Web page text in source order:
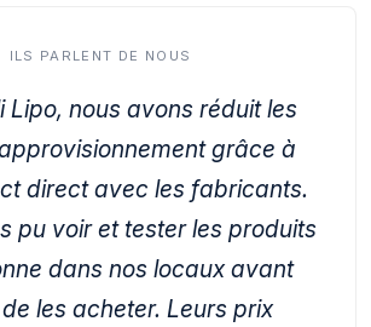
ILS PARLENT DE NOUS
Lipo, nous avons réduit les
grâce à
direct avec les fabricants.
pu voir et tester les produits
dans nos locaux avant
les acheter. Leurs prix